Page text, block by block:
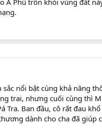
nổi bật cùng khả năng
trai, nhưng cuối cùng thì
Tra. Ban đầu, cô rất đau
dành cho cha đã